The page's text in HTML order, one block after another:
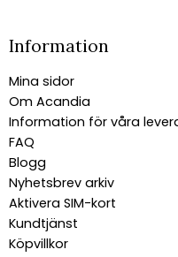
Information
Mina sidor
Om Acandia
Information för våra
FAQ
Blogg
Nyhetsbrev arkiv
Aktivera SIM-kort
Kundtjänst
Köpvillkor